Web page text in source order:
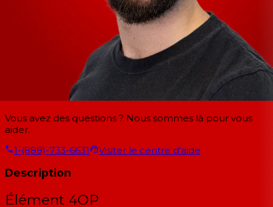
Vous avez des questions ? Nous sommes là pour vous
aider.
1-(888)-733-6631
Visiter le centre d'aide
Description
Élément 4OP